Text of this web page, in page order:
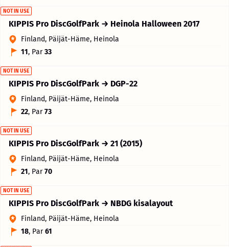
KIPPIS Pro DiscGolfPark → Heinola Halloween 2017
NOT IN USE
Finland, Päijät-Häme, Heinola
11, Par33
KIPPIS Pro DiscGolfPark → DGP-22
NOT IN USE
Finland, Päijät-Häme, Heinola
22, Par73
KIPPIS Pro DiscGolfPark → 21 (2015)
NOT IN USE
Finland, Päijät-Häme, Heinola
21, Par70
KIPPIS Pro DiscGolfPark → NBDG kisalayout
NOT IN USE
Finland, Päijät-Häme, Heinola
18, Par61